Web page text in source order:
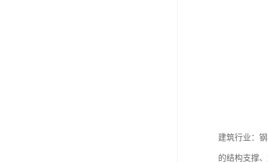
建筑行业：
的结构支撑